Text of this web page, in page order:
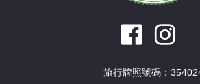
旅行牌照號碼：